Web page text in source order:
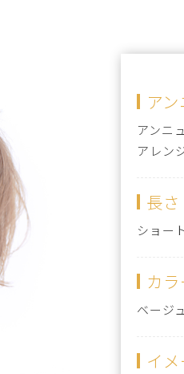
ア
アンニ
アレン
長さ
ショー
カラ
ベージュ
イ